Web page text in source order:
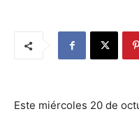
Este miércoles 20 de